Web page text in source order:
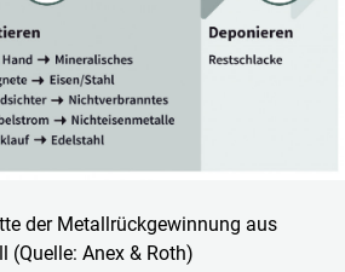
der Metallrückgewinnung aus
(Quelle: Anex & Roth)